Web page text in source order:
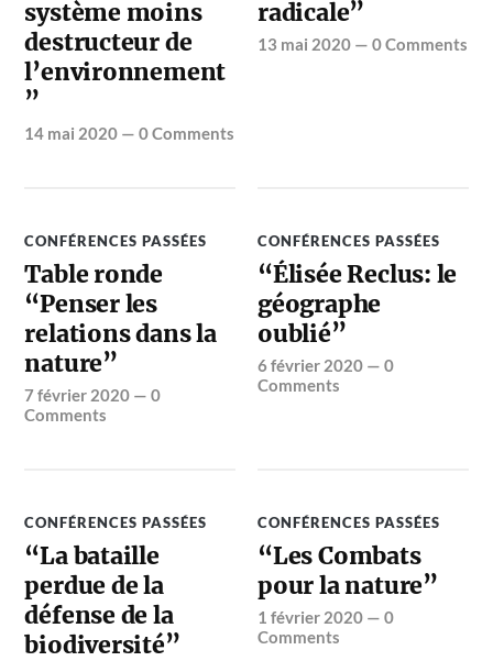
système moins
destructeur de
l’environnement
”
14 mai 2020 —0 Comments
radicale”
13 mai 2020 —0 Comments
CONFÉRENCES PASSÉES
Table ronde
“Penser les
relations dans la
nature”
7 février 2020 —0
Comments
CONFÉRENCES PASSÉES
“Élisée Reclus: le
géographe
oublié”
6 février 2020 —0
Comments
CONFÉRENCES PASSÉES
“La bataille
perdue de la
défense de la
biodiversité”
CONFÉRENCES PASSÉES
“Les Combats
pour la nature”
1 février 2020 —0
Comments